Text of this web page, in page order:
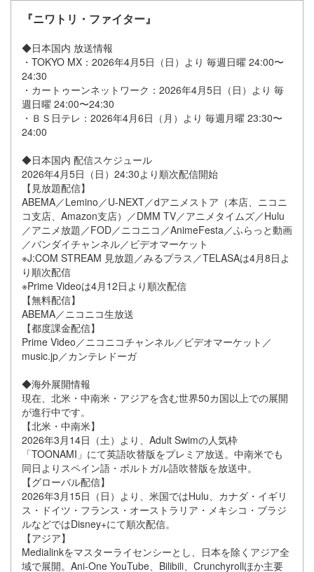
『ニワトリ・ファイター』
◆日本国内 放送情報
・TOKYO MX：2026年4月5日（日）より 毎週日曜 24:00〜
24:30
・カートゥーンネットワーク：2026年4月5日（日）より 毎
週日曜 24:00〜24:30
・ＢＳ日テレ：2026年4月6日（月）より 毎週月曜 23:30〜
24:00
◆日本国内 配信スケジュール
2026年4月5日（日）24:30より順次配信開始
【見放題配信】
ABEMA／Lemino／U-NEXT／dアニメストア（本店、ニコニ
コ支店、Amazon支店）／DMM TV／アニメタイムズ／Hulu
／アニメ放題／FOD／ニコニコ／AnimeFesta／ふらっと動画
／バンダイチャンネル／ビデオマーケット
※J:COM STREAM 見放題／みるプラス／TELASAは4月8日よ
り順次配信
※Prime Videoは4月12日より順次配信
【無料配信】
ABEMA／ニコニコ生放送
【都度課金配信】
Prime Video／ニコニコチャンネル／ビデオマーケット／
music.jp／カンテレドーガ
◆海外展開情報
現在、北米・中南米・アジアを含む世界50カ国以上での展開
が進行中です。
【北米・中南米】
2026年3月14日（土）より、Adult Swimの人気枠
「TOONAMI」にて英語吹替版をプレミア放送。中南米でも
同日よりスペイン語・ポルトガル語吹替版を放送中。
【グローバル配信】
2026年3月15日（日）より、米国ではHulu、カナダ・イギリ
ス・ドイツ・フランス・オーストラリア・メキシコ・ブラジ
ルなどではDisney+にて順次配信。
【アジア】
Medialinkをマスターライセンシーとし、日本を除くアジア全
域で展開。Ani-One YouTube、Bilibili、Crunchyrollほか主要